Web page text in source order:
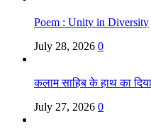
Poem : Unity in Diversity
July 28, 2026 0
कलाम साहिब के हाथ का
July 27, 2026 0